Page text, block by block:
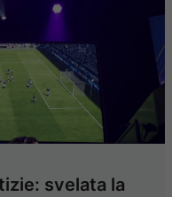
svelata la